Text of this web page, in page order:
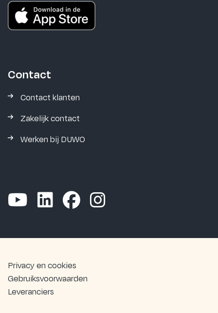
Contact
Contact klanten
Zakelijk contact
Werken bij DUWO
Privacy en cookies
Gebruiksvoorwaarden
Leveranciers